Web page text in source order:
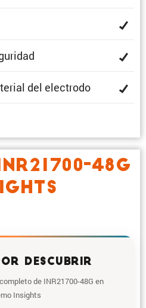
del electrodo
48G
DESCUBRIR
de INR21700-48G en
Insights